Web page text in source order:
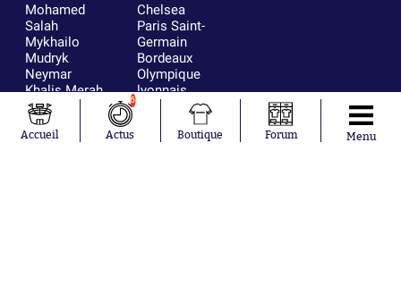
Mohamed
Salah
Mykhailo
Mudryk
Neymar
Khalis Merah
Loïs Openda
Moussa
Niakhaté
Chelsea
Paris Saint-
Germain
Bordeaux
Olympique
lyonnais
Real Madrid
RC Strasbourg
Accueil
6
Actus Boutique Forum Menu